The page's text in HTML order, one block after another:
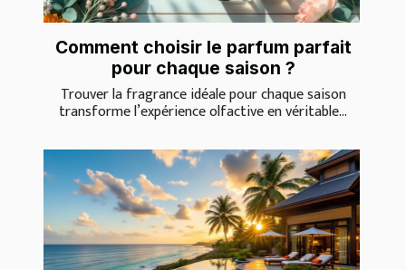
Comment choisir le parfum parfait
pour chaque saison ?
Trouver la fragrance idéale pour chaque saison
transforme l’expérience olfactive en véritable...